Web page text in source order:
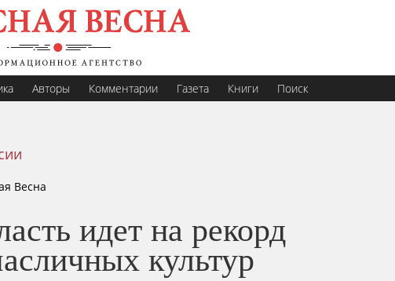
Авторы Комментарии Газета Книги Поиск
Весна
идет на рекорд
культур